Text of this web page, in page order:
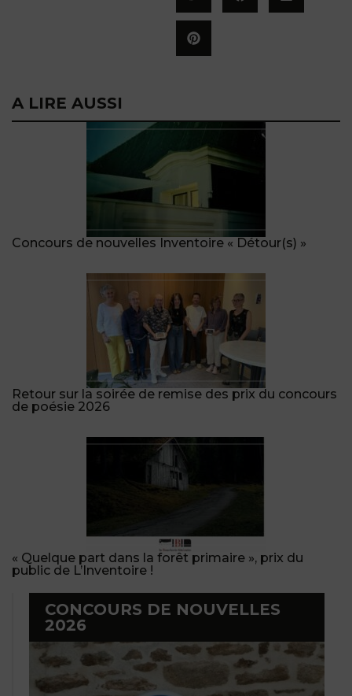
A LIRE AUSSI
Concours de nouvelles Inventoire « Détour(s) »
Retour sur la soirée de remise des prix du concours
de poésie 2026
« Quelque part dans la forêt primaire », prix du
public de L’Inventoire !
CONCOURS DE NOUVELLES
2026